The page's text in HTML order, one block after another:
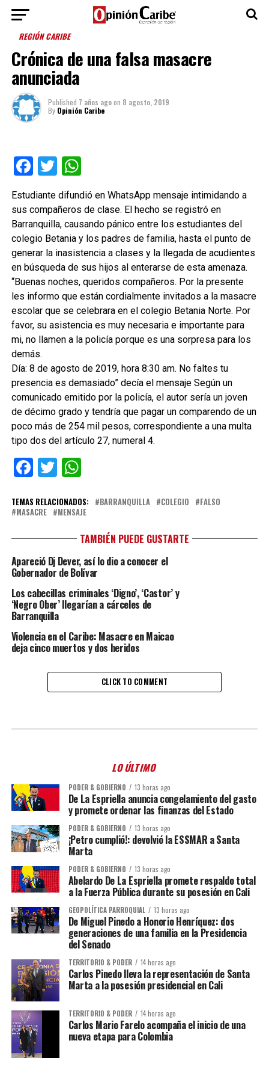
REGIÓN CARIBE
Crónica de una falsa masacre
anunciada
Published 7 años agoon 8 agosto, 2019
By Opinión Caribe
Facebook
TwitterWhatsApp
Estudiante difundió en WhatsApp mensaje intimidando a
sus compañeros de clase. El hecho se registró en
Barranquilla, causando pánico entre los estudiantes del
colegio Betania y los padres de familia, hasta el punto de
generar la inasistencia a clases y la llegada de acudientes
en búsqueda de sus hijos al enterarse de esta amenaza.
“Buenas noches, queridos compañeros. Por la presente
les informo que están cordialmente invitados a la masacre
escolar que se celebrara en el colegio Betania Norte. Por
favor, su asistencia es muy necesaria e importante para
mi, no llamen a la policía porque es una sorpresa para los
demás.
Día: 8 de agosto de 2019, hora 8:30 am. No faltes tu
presencia es demasiado” decía el mensaje Según un
comunicado emitido por la policía, el autor sería un joven
de décimo grado y tendría que pagar un comparendo de un
poco más de 254 mil pesos, correspondiente a una multa
tipo dos del artículo 27, numeral 4.
Facebook
TwitterWhatsApp
TEMAS RELACIONADOS: BARRANQUILLA COLEGIO
FALSO
MASACRE
MENSAJE
TAMBIÉN PUEDE GUSTARTE
Apareció Dj Dever, así lo dio a conocer el
Gobernador de Bolívar
Los cabecillas criminales ‘Digno’, ‘Castor’ y
‘Negro Ober’ llegarían a cárceles de
Barranquilla
Violencia en el Caribe: Masacre en Maicao
deja cinco muertos y dos heridos
CLICK TO COMMENT
LO ÚLTIMO
PODER & GOBIERNO 13 horas ago
De La Espriella anuncia congelamiento del gasto
y promete ordenar las finanzas del Estado
PODER & GOBIERNO 13 horas ago
¡Petro cumplió!: devolvió la ESSMAR a Santa
Marta
PODER & GOBIERNO 13 horas ago
Abelardo De La Espriella promete respaldo total
a la Fuerza Pública durante su posesión en Cali
GEOPOLÍTICA PARROQUIAL 13 horas ago
De Miguel Pinedo a Honorio Henríquez: dos
generaciones de una familia en la Presidencia
del Senado
TERRITORIO & PODER 14 horas ago
Carlos Pinedo lleva la representación de Santa
Marta a la posesión presidencial en Cali
TERRITORIO & PODER 14 horas ago
Carlos Mario Farelo acompaña el inicio de una
nueva etapa para Colombia